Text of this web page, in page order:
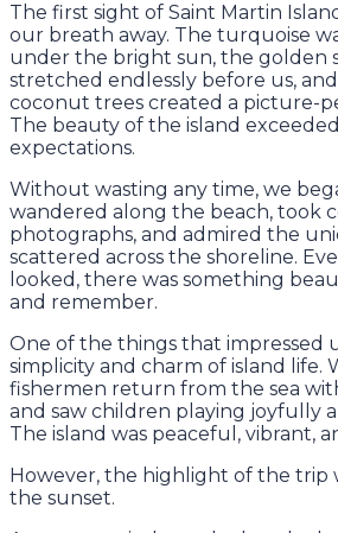
The first sight of Saint Martin
our breath away. The turquoise
under the bright sun, the golden
stretched endlessly before us,
coconut trees created a picture-
The beauty of the island
expectations.
Without wasting any time, we
wandered along the beach, took
photographs, and admired the
scattered across the shoreline.
looked, there was something
and remember.
One of the things that impressed
simplicity and charm of island life.
fishermen return from the sea
and saw children playing joyfully
The island was peaceful, vibrant,
However, the highlight of the
the sunset.